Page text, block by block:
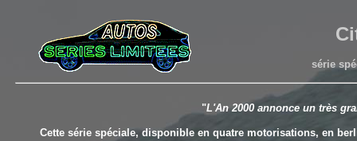
série
"L'An 2000 annonce un très
Cette série spéciale, disponible en quatre motorisations, en